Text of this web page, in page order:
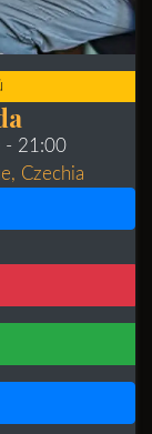
- 21:00
Czechia